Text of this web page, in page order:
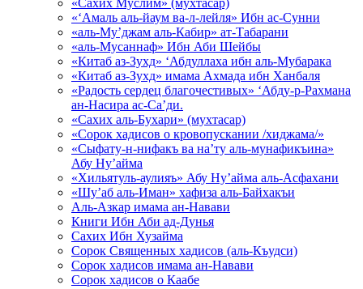
«‘Амаль аль-йаум ва-л-лейля» Ибн ас-Сунни
«аль-Му’джам аль-Кабир» ат-Табарани
«аль-Мусаннаф» Ибн Аби Шейбы
«Китаб аз-Зухд» ‘Абдуллаха ибн аль-Мубарака
«Китаб аз-Зухд» имама Ахмада ибн Ханбаля
«Радость сердец благочестивых» ‘Абду-р-Рахмана
ан-Насира ас-Са’ди.
«Сахих аль-Бухари» (мухтасар)
«Сорок хадисов о кровопускании /хиджама/»
«Сыфату-н-нифакъ ва на’ту аль-мунафикъина»
Абу Ну’айма
«Хильятуль-аулияъ» Абу Ну’айма аль-Асфахани
«Шу’аб аль-Иман» хафиза аль-Байхакъи
Аль-Азкар имама ан-Навави
Книги Ибн Аби ад-Дунья
Сахих Ибн Хузайма
Сорок Священных хадисов (аль-Къудси)
Сорок хадисов имама ан-Навави
Сорок хадисов о Каабе